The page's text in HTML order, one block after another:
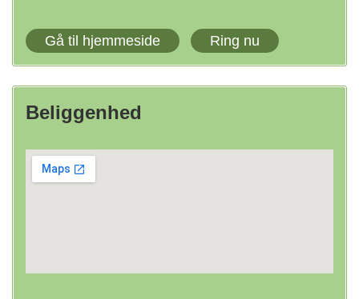
Gå til hjemmeside Ring nu
Beliggenhed